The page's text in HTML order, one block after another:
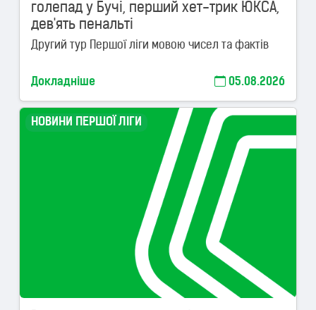
голепад у Бучі, перший хет-трик ЮКСА,
дев'ять пенальті
Другий тур Першої ліги мовою чисел та фактів
Докладніше 05.08.2026
НОВИНИ ПЕРШОЇ ЛІГИ